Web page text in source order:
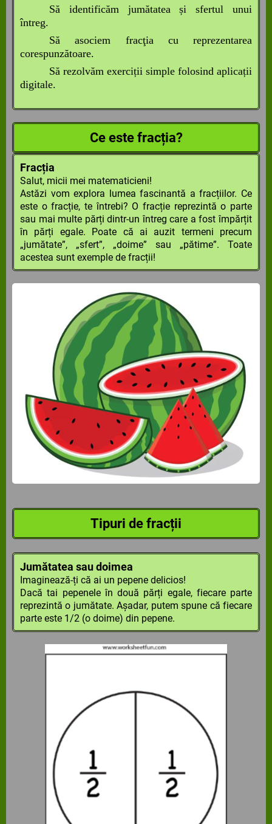
Să identificăm jumătatea șisfertul unui
întreg.
Să asociem fracţia cu reprezentarea
corespunzătoare.
Să rezolvăm exerciții simple folosind aplicații
digitale.
Ce este fracția?
Fracția
Salut, micii mei matematicieni!
Astăzi vom explora lumea fascinantă a fracțiilor. Ce
este o fracție, te întrebi? O fracție reprezintă o parte
sau mai multe părți dintr-un întreg care a fost împărțit
în părți egale. Poate că ai auzit termeni precum
„jumătate”, „sfert”, „doime” sau „pătime”. Toate
acestea sunt exemple de fracții!
Tipuri de fracții
Jumătatea sau doimea
Imaginează-ți că ai un pepene delicios!
Dacă tai pepenele în două părți egale, fiecare parte
reprezintă o jumătate. Așadar, putem spune că fiecare
parte este 1/2 (o doime) din pepene.